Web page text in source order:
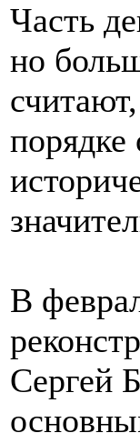
Часть
но
порядке
В
Сергей